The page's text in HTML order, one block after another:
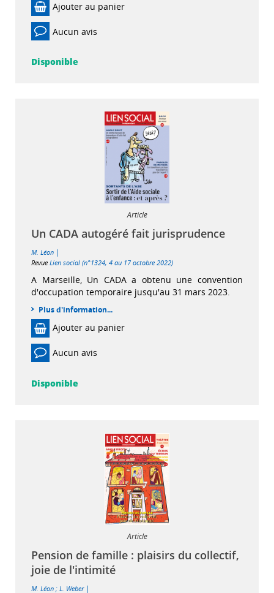
Ajouter au panier
Aucun avis
Disponible
Article
Un CADA autogéré fait jurisprudence
M. Léon |
Revue Lien social (n°1324, 4 au 17 octobre 2022)
A Marseille, Un CADA a obtenu une convention
d'occupation temporaire jusqu'au 31 mars 2023.
Plus d'information...
Ajouter au panier
Aucun avis
Disponible
Article
Pension de famille : plaisirs du collectif,
joie de l'intimité
M. Léon ; L. Weber |